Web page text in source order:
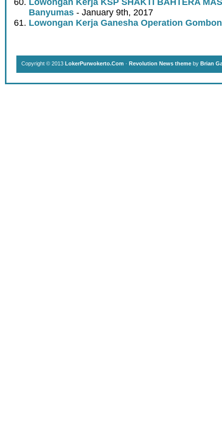
Lowongan Kerja KSP SHAKTI BAHTERA
Banyumas - January 9th, 2017
Lowongan Kerja Ganesha Operation
Copyright © 2013 LokerPurwokerto.Com · Revolution News theme by Brian